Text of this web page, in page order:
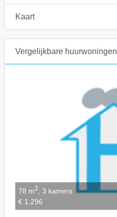
Notities bewaren
Kaart
Vergelijkbare huurwoningen
78 m2
, 3 kamers
€ 1.296